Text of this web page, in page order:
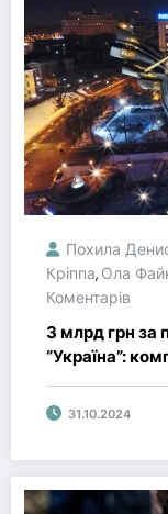
Похила
Кріппа, Ола
Коментарів
3 млрд грн за
“Україна”:
держбюджет
31.10.2024